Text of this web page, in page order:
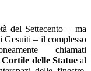
del Settecento – ma
Gesuiti – il complesso
chiamati
Cortile delle Statueal